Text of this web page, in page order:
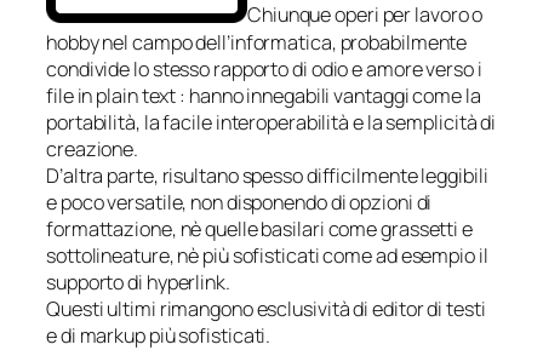
Chiunque operi per lavoro o
hobby nel campo dell’informatica, probabilmente
condivide lo stesso rapporto di odio e amore verso i
file inplain text: hanno innegabili vantaggi come la
portabilità, la facile interoperabilità e la semplicità di
creazione.
D’altra parte, risultano spesso difficilmente leggibili
e poco versatile, non disponendo di opzioni di
formattazione, nè quelle basilari come grassetti e
sottolineature, nè più sofisticati come ad esempio il
supporto di hyperlink.
Questi ultimi rimangono esclusività di editor di testi
e di markuppiù sofisticati.